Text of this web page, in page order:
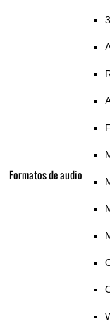
Formatos de audio